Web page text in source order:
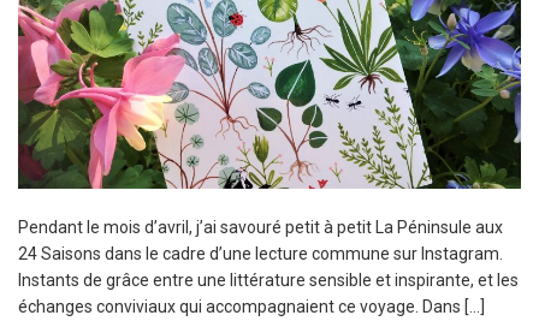
Pendant le mois d’avril, j’ai savouré petit à petit La Péninsule aux
24 Saisons dans le cadre d’une lecture commune sur Instagram.
Instants de grâce entre une littérature sensible et inspirante, et les
échanges conviviaux qui accompagnaient ce voyage. Dans […]